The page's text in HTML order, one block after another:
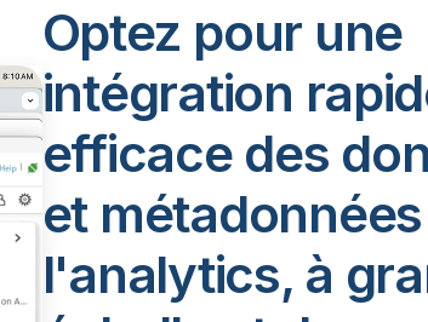
Optez pour une
intégration
efficace des
et
l'analytics, à